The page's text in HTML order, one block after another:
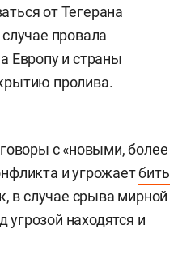
от Тегерана
провала
Европу и страны
пролива.
с «новыми, более
и угрожаетбить
в случае срыва мирной
находятся и